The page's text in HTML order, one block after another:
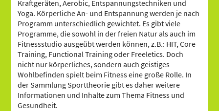
Kraftgeräten, Aerobic, Entspannungstechniken und
Yoga. Körperliche An- und Entspannung werden je nach
Programm unterschiedlich gewichtet. Es gibt viele
Programme, die sowohl in der freien Natur als auch im
Fitnessstudio ausgeübt werden können, z.B.: HIT, Core
Training, Functional Training oder Freeletics. Doch
nicht nur körperliches, sondern auch geistiges
Wohlbefinden spielt beim Fitness eine große Rolle. In
der Sammlung Sporttheorie gibt es daher weitere
Informationen und Inhalte zum Thema Fitness und
Gesundheit.